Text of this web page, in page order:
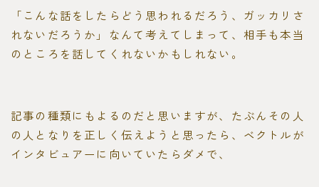
「こんな話をしたらどう思われるだろう、ガッカリさ
れないだろうか」なんて考えてしまって、相手も本当
のところを話してくれないかもしれない。
記事の種類にもよるのだと思いますが、たぶんその人
の人となりを正しく伝えようと思ったら、ベクトルが
インタビュアーに向いていたらダメで、